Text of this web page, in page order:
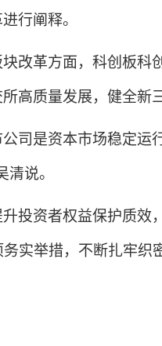
行阐释。
革方面，科创板科创
高质量发展，健全新
是资本市场稳定运行
清说。
资者权益保护质效，
实举措，不断扎牢织